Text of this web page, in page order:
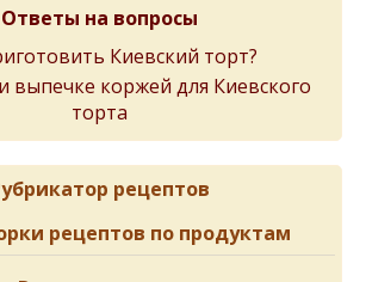
Ответы на вопросы
Киевский торт?
выпечке коржей для Киевского
торта
рецептов
рецептов по продуктам